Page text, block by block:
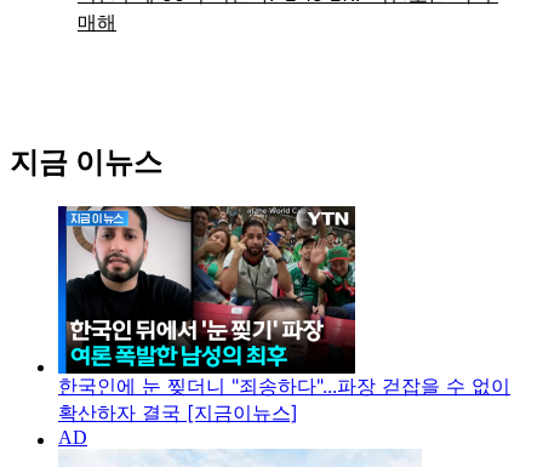
지금 이뉴스
한국인에 눈 찢더니 "죄송하다"...파장 걷잡을 수 없이
확산하자 결국 [지금이뉴스]